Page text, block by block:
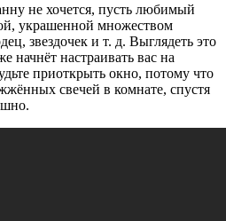
не хочется, пусть любимый
украшенной множеством
звездочек и т. д. Выглядеть это
начнёт настраивать вас на
приоткрыть окно, потому что
свечей в комнате, спустя